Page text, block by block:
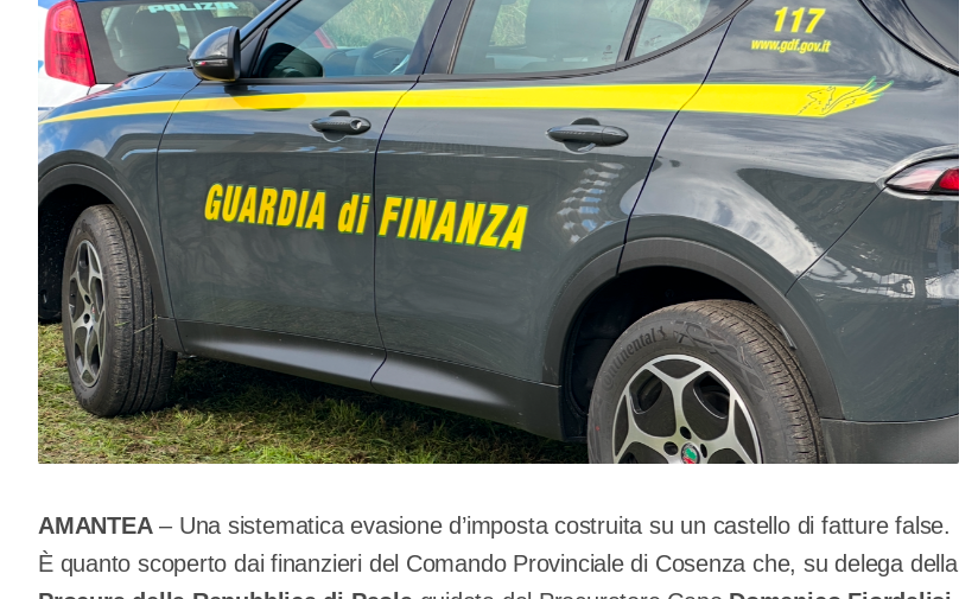
AMANTEA– Una sistematica evasione d’imposta costruita su un castello di fatture false.
È quanto scoperto dai finanzieri del Comando Provinciale di Cosenza che, su delega della